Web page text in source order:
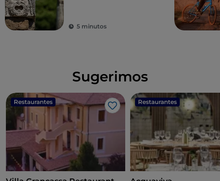
5 minutos
Sugerimos
Restaurantes
Me gusta
Restaurantes